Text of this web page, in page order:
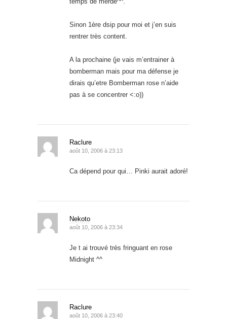
Sinon 1ère dsip pour moi et j’en suis
rentrer très content.
A la prochaine (je vais m’entrainer à
bomberman mais pour ma défense je
dirais qu’etre Bomberman rose n’aide
pas à se concentrer <:o))
Raclure
août 10, 2006 à 23:13
Ca dépend pour qui… Pinki aurait adoré!
Nekoto
août 10, 2006 à 23:34
Je t ai trouvé très fringuant en rose
Midnight ^^
Raclure
août 10, 2006 à 23:40